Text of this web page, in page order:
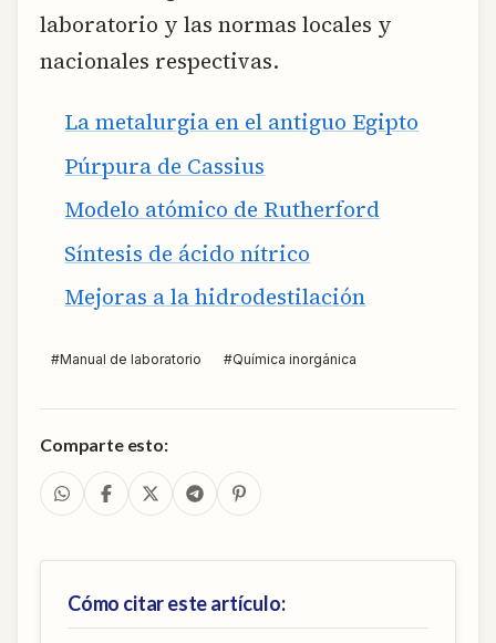
laboratorio y las normas locales y
nacionales respectivas.
La metalurgia en el antiguo Egipto
Púrpura de Cassius
Modelo atómico de Rutherford
Síntesis de ácido nítrico
Mejoras a la hidrodestilación
#Manual de laboratorio #Química inorgánica
Comparte esto:
Cómo citar este artículo: